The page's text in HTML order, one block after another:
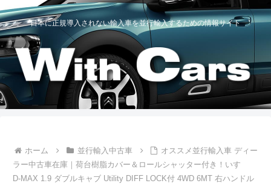
日本に正規導入されない輸入車を並行輸入するための情報サイト
ホーム 並行輸入中古車
オススメ並行輸入車 ディー
ラー中古車在庫｜荷台樹脂カバー＆ロールシャッター付き！いすゞ
D-MAX 1.9 ダブルキャブ Utility DIFF LOCK付 4WD 6MT 右ハンドル